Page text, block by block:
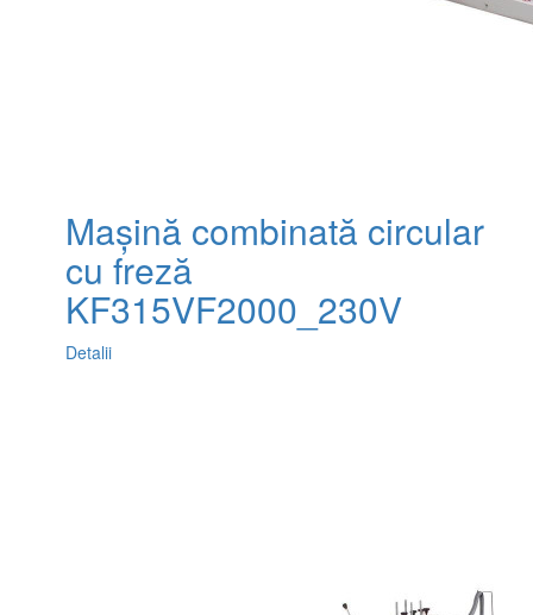
Mașină combinată circular
cu freză
KF315VF2000_230V
Detalii